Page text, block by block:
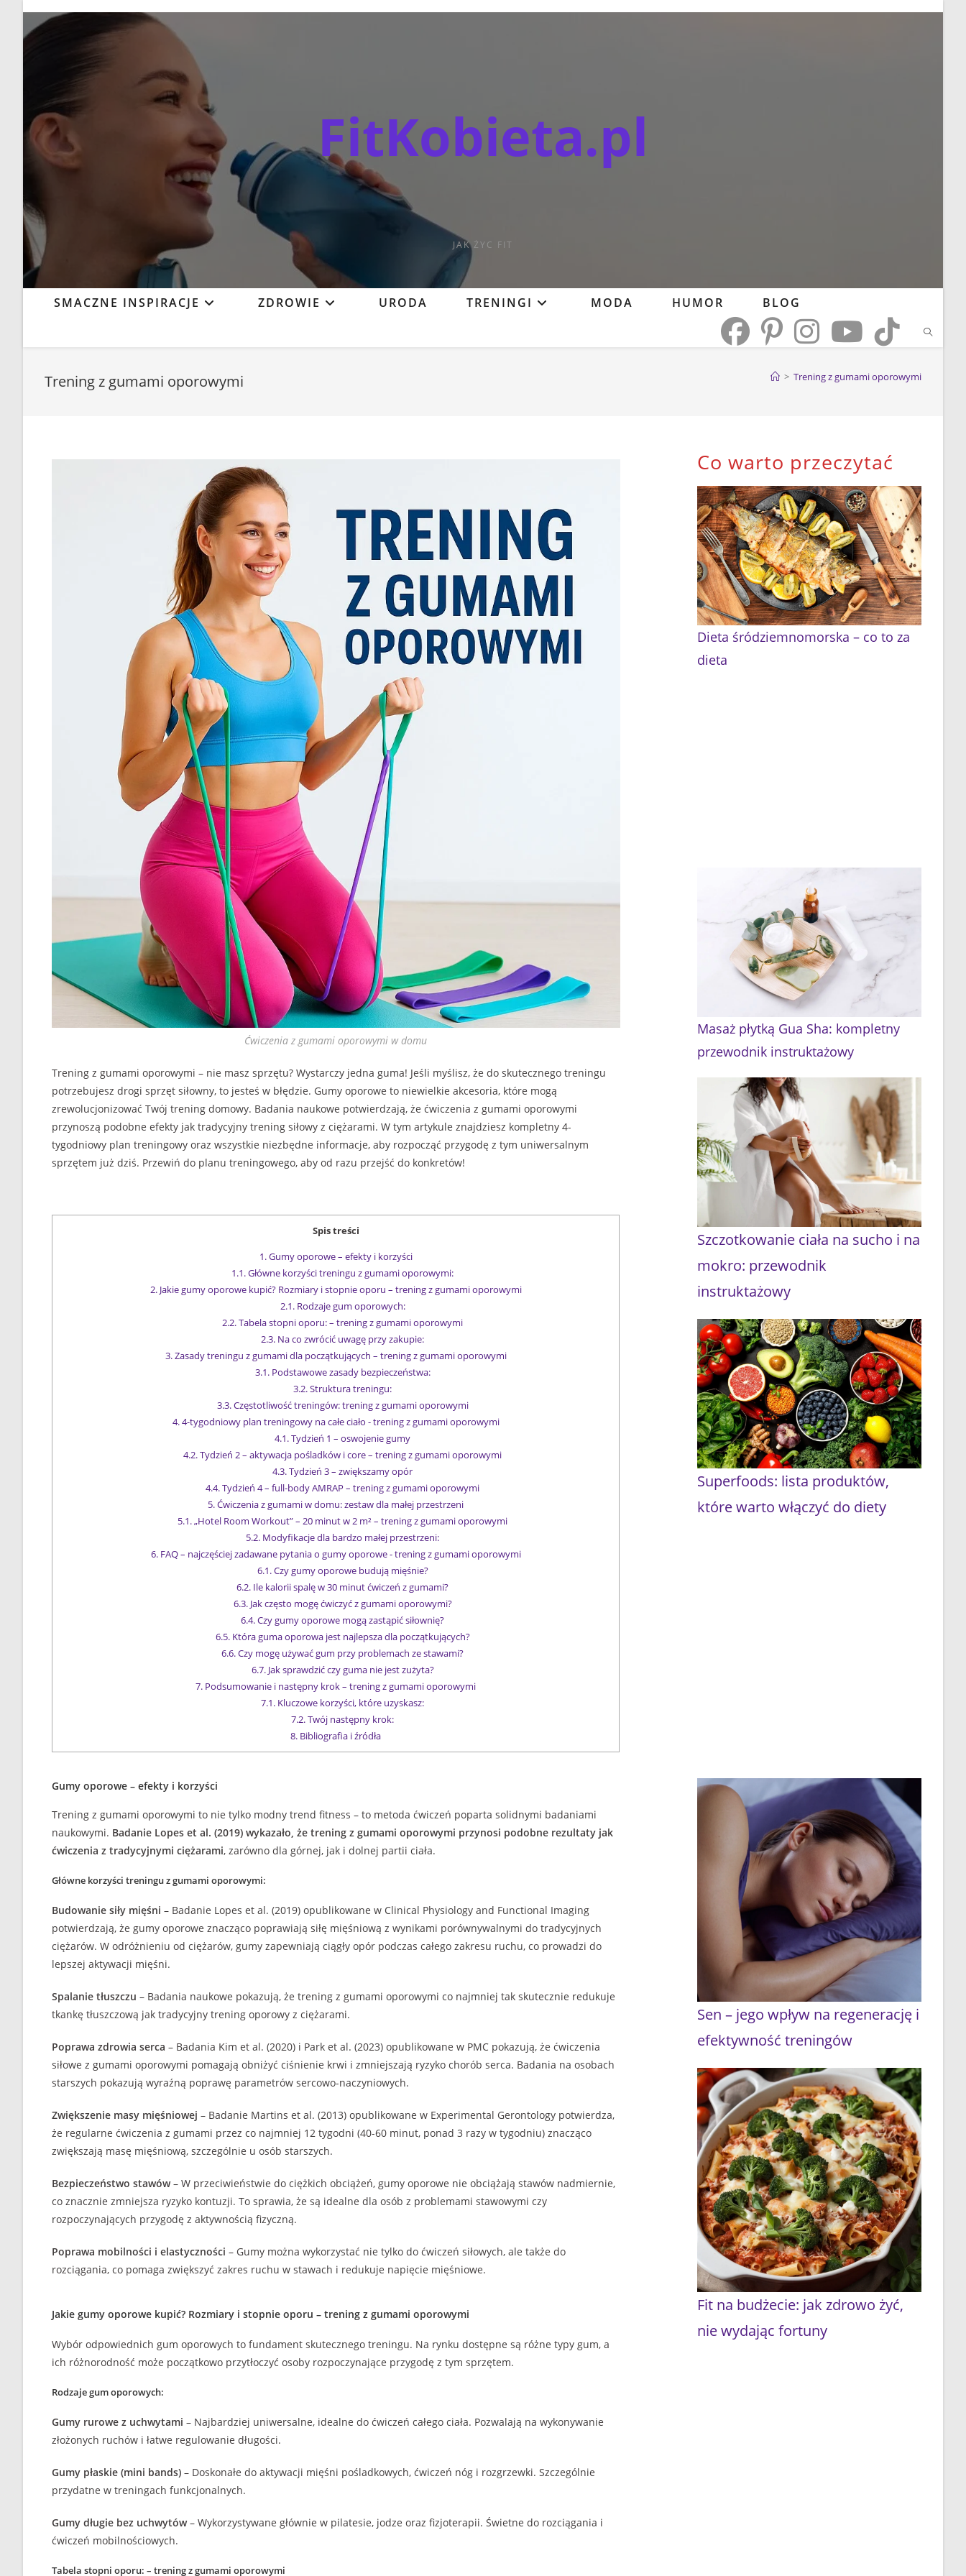
FitKobieta.pl
JAK ŻYC FIT
SMACZNE INSPIRACJE ZDROWIE URODA TRENINGI MODA HUMOR BLOG
Trening z gumami oporowymi > Trening z gumami oporowymi
Ćwiczenia z gumami oporowymi w domu
Trening z gumami oporowymi – nie masz sprzętu? Wystarczy jedna guma! Jeśli myślisz, że do skutecznego treningu
potrzebujesz drogi sprzęt siłowny, to jesteś w błędzie. Gumy oporowe to niewielkie akcesoria, które mogą
zrewolucjonizować Twój trening domowy. Badania naukowe potwierdzają, że ćwiczenia z gumami oporowymi
przynoszą podobne efekty jak tradycyjny trening siłowy z ciężarami. W tym artykule znajdziesz kompletny 4-
tygodniowy plan treningowy oraz wszystkie niezbędne informacje, aby rozpocząć przygodę z tym uniwersalnym
sprzętem już dziś. Przewiń do planu treningowego, aby od razu przejść do konkretów!
Spis treści
1.Gumy oporowe – efekty i korzyści
1.1.Główne korzyści treningu z gumami oporowymi:
2.Jakie gumy oporowe kupić? Rozmiary i stopnie oporu – trening z gumami oporowymi
2.1.Rodzaje gum oporowych:
2.2.Tabela stopni oporu: – trening z gumami oporowymi
2.3. Na co zwrócić uwagę przy zakupie:
3.Zasady treningu z gumami dla początkujących – trening z gumami oporowymi
3.1.Podstawowe zasady bezpieczeństwa:
3.2.Struktura treningu:
3.3.Częstotliwość treningów: trening z gumami oporowymi
4.4-tygodniowy plan treningowy na całe ciało - trening z gumami oporowymi
4.1.Tydzień 1 – oswojenie gumy
4.2.Tydzień 2 – aktywacja pośladków i core – trening z gumami oporowymi
4.3.Tydzień 3 – zwiększamy opór
4.4.Tydzień 4 – full-body AMRAP – trening z gumami oporowymi
5.Ćwiczenia z gumami w domu: zestaw dla małej przestrzeni
5.1.„Hotel Room Workout” – 20 minut w 2 m² – trening z gumami oporowymi
5.2. Modyfikacje dla bardzo małej przestrzeni:
6.FAQ – najczęściej zadawane pytania o gumy oporowe - trening z gumami oporowymi
6.1.Czy gumy oporowe budują mięśnie?
6.2. Ile kalorii spalę w 30 minut ćwiczeń z gumami?
6.3.Jak często mogę ćwiczyć z gumami oporowymi?
6.4.Czy gumy oporowe mogą zastąpić siłownię?
6.5.Która guma oporowa jest najlepsza dla początkujących?
6.6.Czy mogę używać gum przy problemach ze stawami?
6.7.Jak sprawdzić czy guma nie jest zużyta?
7. Podsumowanie i następny krok – trening z gumami oporowymi
7.1. Kluczowe korzyści, które uzyskasz:
7.2.Twój następny krok:
8. Bibliografia i źródła
Gumy oporowe – efekty i korzyści
Trening z gumami oporowymi to nie tylko modny trend fitness – to metoda ćwiczeń poparta solidnymi badaniami
naukowymi. Badanie Lopes et al. (2019) wykazało, że trening z gumami oporowymi przynosi podobne rezultaty jak
ćwiczenia z tradycyjnymi ciężarami, zarówno dla górnej, jak i dolnej partii ciała.
Główne korzyści treningu z gumami oporowymi:
Budowanie siły mięśni – Badanie Lopes et al. (2019) opublikowane w Clinical Physiology and Functional Imaging
potwierdzają, że gumy oporowe znacząco poprawiają siłę mięśniową z wynikami porównywalnymi do tradycyjnych
ciężarów. W odróżnieniu od ciężarów, gumy zapewniają ciągły opór podczas całego zakresu ruchu, co prowadzi do
lepszej aktywacji mięśni.
Spalanie tłuszczu – Badania naukowe pokazują, że trening z gumami oporowymi co najmniej tak skutecznie redukuje
tkankę tłuszczową jak tradycyjny trening oporowy z ciężarami.
Poprawa zdrowia serca – Badania Kim et al. (2020) i Park et al. (2023) opublikowane w PMC pokazują, że ćwiczenia
siłowe z gumami oporowymi pomagają obniżyć ciśnienie krwi i zmniejszają ryzyko chorób serca. Badania na osobach
starszych pokazują wyraźną poprawę parametrów sercowo-naczyniowych.
Zwiększenie masy mięśniowej – Badanie Martins et al. (2013) opublikowane w Experimental Gerontology potwierdza,
że regularne ćwiczenia z gumami przez co najmniej 12 tygodni (40-60 minut, ponad 3 razy w tygodniu) znacząco
zwiększają masę mięśniową, szczególnie u osób starszych.
Bezpieczeństwo stawów– W przeciwieństwie do ciężkich obciążeń, gumy oporowe nie obciążają stawów nadmiernie,
co znacznie zmniejsza ryzyko kontuzji. To sprawia, że są idealne dla osób z problemami stawowymi czy
rozpoczynających przygodę z aktywnością fizyczną.
Poprawa mobilności i elastyczności – Gumy można wykorzystać nie tylko do ćwiczeń siłowych, ale także do
rozciągania, co pomaga zwiększyć zakres ruchu w stawach i redukuje napięcie mięśniowe.
Jakie gumy oporowe kupić? Rozmiary i stopnie oporu – trening z gumami oporowymi
Wybór odpowiednich gum oporowych to fundament skutecznego treningu. Na rynku dostępne są różne typy gum, a
ich różnorodność może początkowo przytłoczyć osoby rozpoczynające przygodę z tym sprzętem.
Rodzaje gum oporowych:
Gumy rurowe z uchwytami – Najbardziej uniwersalne, idealne do ćwiczeń całego ciała. Pozwalają na wykonywanie
złożonych ruchów i łatwe regulowanie długości.
Gumy płaskie (mini bands) – Doskonałe do aktywacji mięśni pośladkowych, ćwiczeń nóg i rozgrzewki. Szczególnie
przydatne w treningach funkcjonalnych.
Gumy długie bez uchwytów– Wykorzystywane głównie w pilatesie, jodze oraz fizjoterapii. Świetne do rozciągania i
ćwiczeń mobilnościowych.
Tabela stopni oporu: – trening z gumami oporowymi
Co warto przeczytać
Dieta śródziemnomorska – co to za
dieta
Masaż płytką Gua Sha: kompletny
przewodnik instruktażowy
Szczotkowanie ciała na sucho i na
mokro: przewodnik
instruktażowy
Superfoods: lista produktów,
które warto włączyć do diety
Sen – jego wpływ na regenerację i
efektywność treningów
Fit na budżecie: jak zdrowo żyć,
nie wydając fortuny